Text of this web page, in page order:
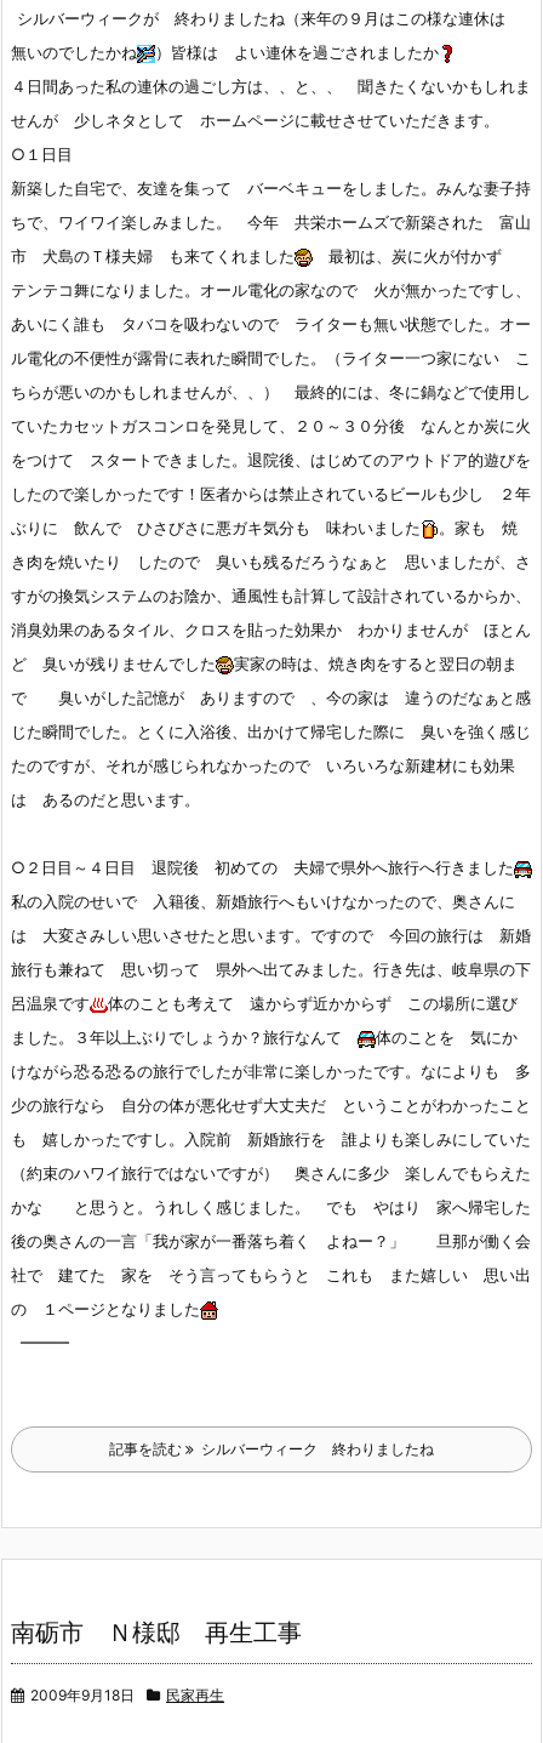
シルバーウィークが 終わりましたね（来年の９月はこの様な連休は
無いのでしたかね
）皆様は よい連休を過ごされましたか
４日間あった私の連休の過ごし方は、、と、、 聞きたくないかもしれま
せんが 少しネタとして ホームページに載せさせていただきます。
○１日目
新築した自宅で、友達を集って バーベキューをしました。みんな妻子持
ちで、ワイワイ楽しみました。 今年 共栄ホームズで新築された 富山
市 犬島のＴ様夫婦 も来てくれました
最初は、炭に火が付かず
テンテコ舞になりました。オール電化の家なので 火が無かったですし、
あいにく誰も タバコを吸わないので ライターも無い状態でした。オー
ル電化の不便性が露骨に表れた瞬間でした。（ライター一つ家にない こ
ちらが悪いのかもしれませんが、、） 最終的には、冬に鍋などで使用し
ていたカセットガスコンロを発見して、２０～３０分後 なんとか炭に火
をつけて スタートできました。退院後、はじめてのアウトドア的遊びを
したので楽しかったです！医者からは禁止されているビールも少し ２年
ぶりに 飲んで ひさびさに悪ガキ気分も 味わいました
。家も 焼
き肉を焼いたり したので 臭いも残るだろうなぁと 思いましたが、さ
すがの換気システムのお陰か、通風性も計算して設計されているからか、
消臭効果のあるタイル、クロスを貼った効果か わかりませんが ほとん
ど 臭いが残りませんでした
実家の時は、焼き肉をすると翌日の朝ま
で 臭いがした記憶が ありますので 、今の家は 違うのだなぁと感
じた瞬間でした。とくに入浴後、出かけて帰宅した際に 臭いを強く感じ
たのですが、それが感じられなかったので いろいろな新建材にも効果
は あるのだと思います。
○２日目～４日目 退院後 初めての 夫婦で県外へ旅行へ行きました
私の入院のせいで 入籍後、新婚旅行へもいけなかったので、奥さんに
は 大変さみしい思いさせたと思います。ですので 今回の旅行は 新婚
旅行も兼ねて 思い切って 県外へ出てみました。行き先は、岐阜県の下
呂温泉です
体のことも考えて 遠からず近かからず この場所に選び
ました。３年以上ぶりでしょうか？旅行なんて
体のことを 気にか
けながら恐る恐るの旅行でしたが非常に楽しかったです。なによりも 多
少の旅行なら 自分の体が悪化せず大丈夫だ ということがわかったこと
も 嬉しかったですし。入院前 新婚旅行を 誰よりも楽しみにしていた
（約束のハワイ旅行ではないですが） 奥さんに多少 楽しんでもらえた
かな と思うと。うれしく感じました。 でも やはり 家へ帰宅した
後の奥さんの一言「我が家が一番落ち着く よねー？」 旦那が働く会
社で 建てた 家を そう言ってもらうと これも また嬉しい 思い出
の １ページとなりました
——–
記事を読む シルバーウィーク 終わりましたね
南砺市 Ｎ様邸 再生工事
2009年9月18日 民家再生